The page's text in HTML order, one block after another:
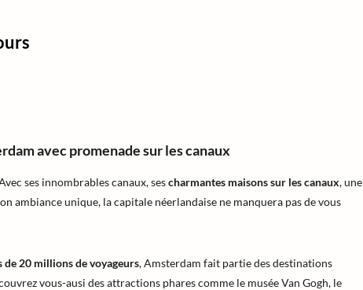
avec promenade sur les canaux
ses innombrables canaux, sescharmantes maisons sur les canaux, une
ambiance unique, la capitale néerlandaise ne manquera pas de vous
de 20 millions de voyageurs, Amsterdam fait partie des destinations
vous-ausi des attractions phares comme le musée Van Gogh, le